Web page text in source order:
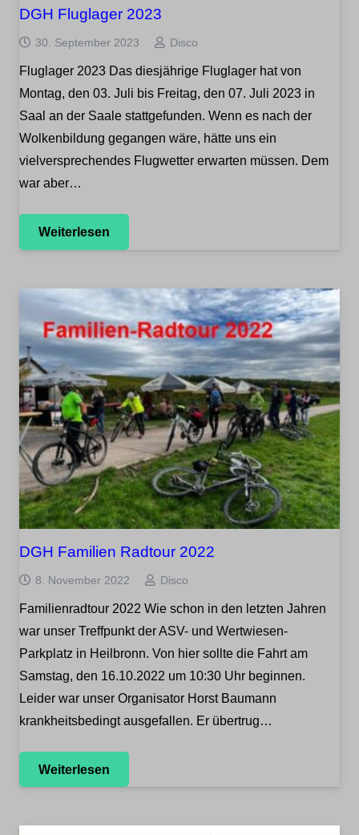
DGH Fluglager 2023
30. September 2023 Disco
Fluglager 2023 Das diesjährige Fluglager hat von
Montag, den 03. Juli bis Freitag, den 07. Juli 2023 in
Saal an der Saale stattgefunden. Wenn es nach der
Wolkenbildung gegangen wäre, hätte uns ein
vielversprechendes Flugwetter erwarten müssen. Dem
war aber…
Weiterlesen
DGH Familien Radtour 2022
8. November 2022 Disco
Familienradtour 2022 Wie schon in den letzten Jahren
war unser Treffpunkt der ASV- und Wertwiesen-
Parkplatz in Heilbronn. Von hier sollte die Fahrt am
Samstag, den 16.10.2022 um 10:30 Uhr beginnen.
Leider war unser Organisator Horst Baumann
krankheitsbedingt ausgefallen. Er übertrug…
Weiterlesen